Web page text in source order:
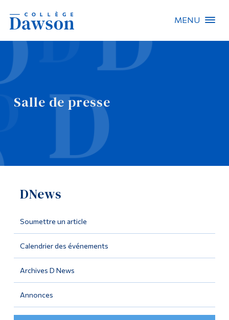
MENU
Salle de presse
DNews
Soumettre un article
Calendrier des événements
Archives D News
Annonces
Recherche sur le site
Recherche de personnes
EN
Omnivox
Outils
Programmes